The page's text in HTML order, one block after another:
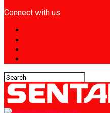
Connect with us